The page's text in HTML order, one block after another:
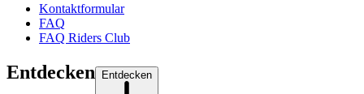
Kontaktformular
FAQ
FAQ Riders Club
Entdecken Entdecken